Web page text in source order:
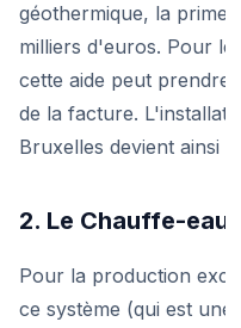
géothermique, la prime
milliers d'euros. Pour
cette aide peut prendre
de la facture.
Bruxelles devient ainsi
2. Le Chauffe-eau
Pour la production
ce système (qui est